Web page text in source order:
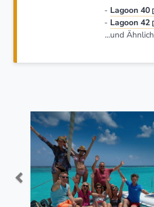
- Lagoon 40
- Lagoon 42
...und